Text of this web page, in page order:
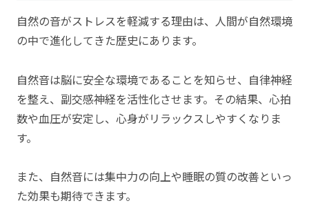
自然の音がストレスを軽減する理由は、人間が自然環境
の中で進化してきた歴史にあります。
自然音は脳に安全な環境であることを知らせ、自律神経
を整え、副交感神経を活性化させます。その結果、心拍
数や血圧が安定し、心身がリラックスしやすくなりま
す。
また、自然音には集中力の向上や睡眠の質の改善といっ
た効果も期待できます。